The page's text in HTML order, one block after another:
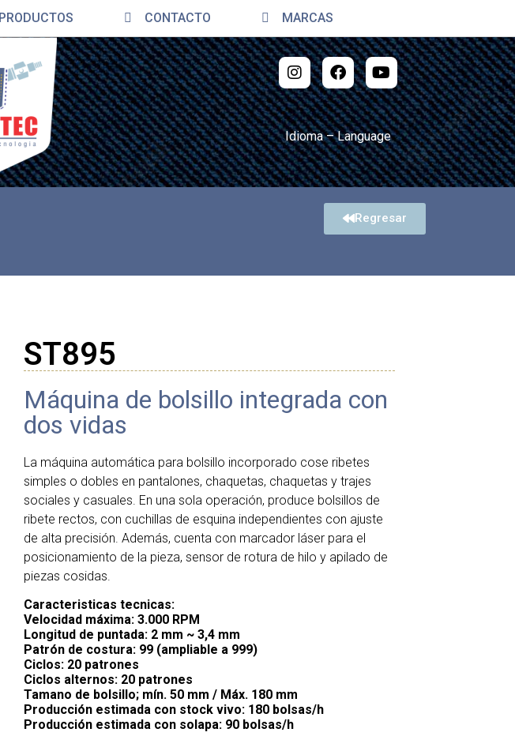
CONTACTO MARCAS
Idioma – Language
Regresar
ST895
Máquina de bolsillo integrada con
dos vidas
La máquina automática para bolsillo incorporado cose ribetes
simples o dobles en pantalones, chaquetas, chaquetas y trajes
sociales y casuales. En una sola operación, produce bolsillos de
ribete rectos, con cuchillas de esquina independientes con ajuste
de alta precisión. Además, cuenta con marcador láser para el
posicionamiento de la pieza, sensor de rotura de hilo y apilado de
piezas cosidas.
Caracteristicas tecnicas:
Velocidad máxima: 3.000 RPM
Longitud de puntada: 2 mm ~ 3,4 mm
Patrón de costura: 99 (ampliable a 999)
Ciclos: 20 patrones
Ciclos alternos: 20 patrones
Tamano de bolsillo; mín. 50 mm / Máx. 180 mm
Producción estimada con stock vivo: 180 bolsas/h
Producción estimada con solapa: 90 bolsas/h